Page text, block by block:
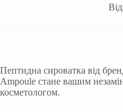
Пептидна сироватка від
Ampoule стане вашим
косметологом.